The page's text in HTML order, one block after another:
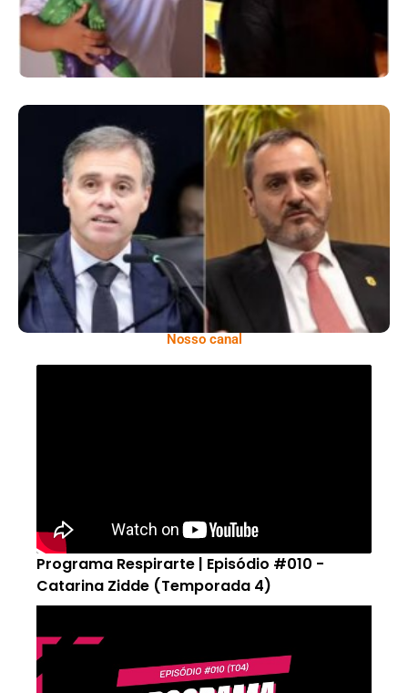
Superintendentes Da Polícia Federal
Manifestam Apoio Ao Diretor-Geral Em
Meio A Tensão Com O STF
Nosso canal
Programa Respirarte | Episódio #010 -
Catarina Zidde (Temporada 4)